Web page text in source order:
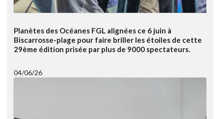
Planètes des Océanes FGL alignées ce 6 juin à
Biscarrosse-plage pour faire briller les étoiles de cette
29ème édition prisée par plus de 9000 spectateurs.
04/06/26